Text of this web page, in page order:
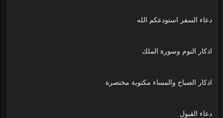
دعاء السفر استودعكم الله
اذكار النوم وسورة الملك
اذكار الصباح والمساء مكتوبة مختصرة
دعاء القبول